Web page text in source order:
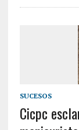
SUCESOS
Cicpc